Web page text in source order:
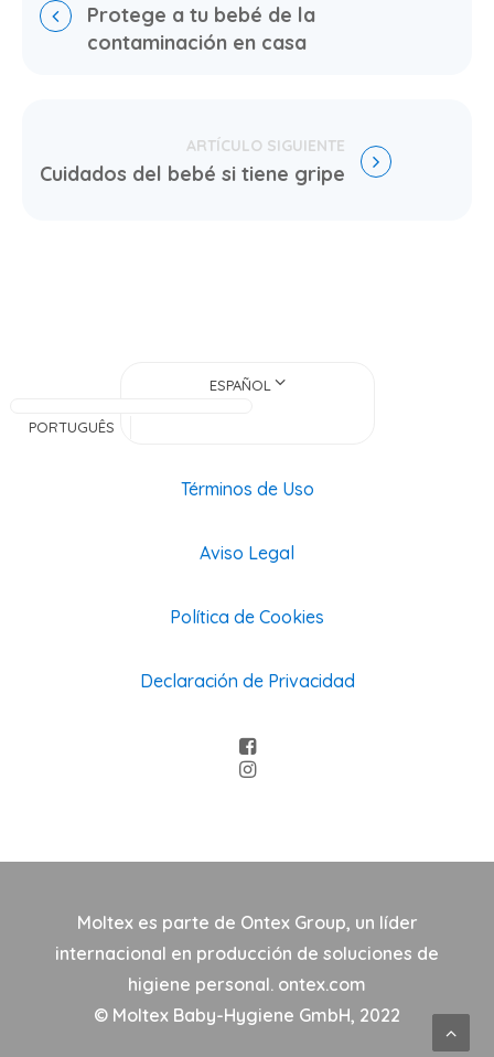
Protege a tu bebé de la
contaminación en casa
Cuidados del bebé si tiene gripe
ESPAÑOL
PORTUGUÊS
Términos de Uso
Aviso Legal
Política de Cookies
Declaración de Privacidad
Moltex es parte de Ontex Group, un líder
internacional en producción de soluciones de
higiene personal. ontex.com
© Moltex Baby-Hygiene GmbH, 2022